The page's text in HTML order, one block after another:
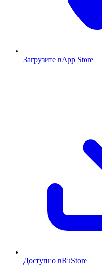
Загрузите вApp Store
Доступно вRuStore